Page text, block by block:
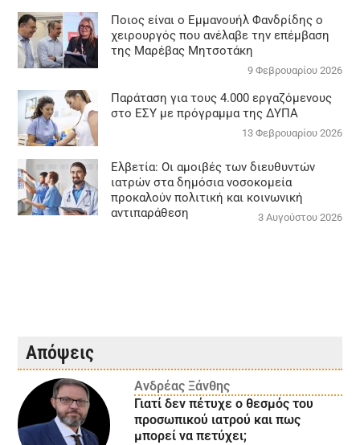
Ποιος είναι ο Εμμανουήλ Φανδρίδης ο
χειρουργός που ανέλαβε την επέμβαση
της Μαρέβας Μητσοτάκη
9 Φεβρουαρίου 2026
Παράταση για τους 4.000 εργαζόμενους
στο ΕΣΥ με πρόγραμμα της ΔΥΠΑ
13 Φεβρουαρίου 2026
Ελβετία: Οι αμοιβές των διευθυντών
ιατρών στα δημόσια νοσοκομεία
προκαλούν πολιτική και κοινωνική
αντιπαράθεση
3 Αυγούστου 2026
Απόψεις
Ανδρέας Ξάνθης
Γιατί δεν πέτυχε ο θεσμός του
προσωπικού ιατρού και πως
μπορεί να πετύχει;